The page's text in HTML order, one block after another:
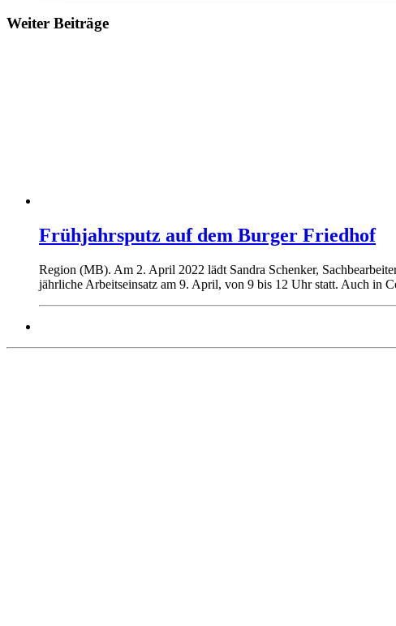
Weiter Beiträge
Frühjahrsputz auf dem Burger Friedhof
Region (MB). Am 2. April 2022 lädt Sandra Schenker,
jährliche Arbeitseinsatz am 9. April, von 9 bis 12 Uhr statt. Auch